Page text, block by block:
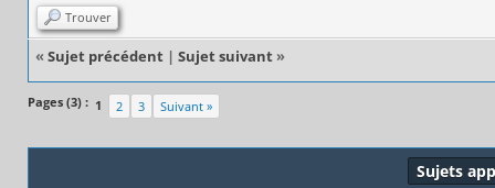
Trouver
« Sujet précédent | Sujet suivant »
Pages (3) : 1 2 3 Suivant »
Sujets